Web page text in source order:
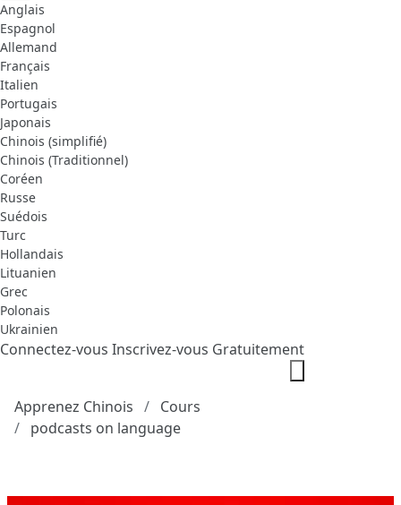
Anglais
Espagnol
Allemand
Français
Italien
Portugais
Japonais
Chinois (simplifié)
Chinois (Traditionnel)
Coréen
Russe
Suédois
Turc
Hollandais
Lituanien
Grec
Polonais
Ukrainien
Connectez-vous Inscrivez-vous Gratuitement
Apprenez Chinois
Cours
podcasts on language